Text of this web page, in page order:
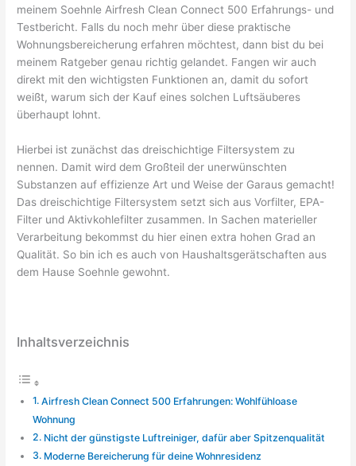
meinem Soehnle Airfresh Clean Connect 500 Erfahrungs- und
Testbericht. Falls du noch mehr über diese praktische
Wohnungsbereicherung erfahren möchtest, dann bist du bei
meinem Ratgeber genau richtig gelandet. Fangen wir auch
direkt mit den wichtigsten Funktionen an, damit du sofort
weißt, warum sich der Kauf eines solchen Luftsäuberes
überhaupt lohnt.
Hierbei ist zunächst das dreischichtige Filtersystem zu
nennen. Damit wird dem Großteil der unerwünschten
Substanzen auf effizienze Art und Weise der Garaus gemacht!
Das dreischichtige Filtersystem setzt sich aus Vorfilter, EPA-
Filter und Aktivkohlefilter zusammen. In Sachen materieller
Verarbeitung bekommst du hier einen extra hohen Grad an
Qualität. So bin ich es auch von Haushaltsgerätschaften aus
dem Hause Soehnle gewohnt.
Inhaltsverzeichnis
Airfresh Clean Connect 500 Erfahrungen: Wohlfühloase
Wohnung
Nicht der günstigste Luftreiniger, dafür aber Spitzenqualität
Moderne Bereicherung für deine Wohnresidenz